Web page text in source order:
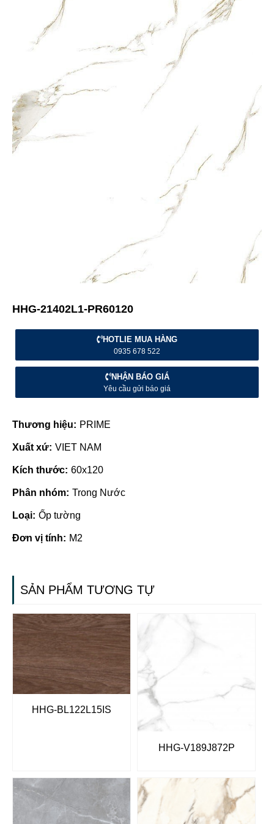
HHG-21402L1-PR60120
HOTLIE MUA HÀNG
0935 678 522
NHẬN BÁO GIÁ
Yêu cầu gửi báo giá
Thương hiệu: PRIME
Xuất xứ: VIET NAM
Kích thước: 60x120
Phân nhóm: Trong Nước
Loại: Ốp tường
Đơn vị tính: M2
SẢN PHẨM TƯƠNG TỰ
HHG-BL122L15IS
HHG-V189J872P